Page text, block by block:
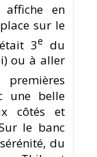
en
sur le
3e du
ou à aller
une belle
côtés et
le banc
du